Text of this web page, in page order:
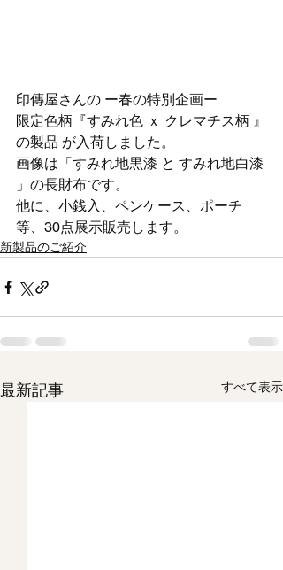
印傳屋さんの ー春の特別企画ー
限定色柄『すみれ色 ｘ クレマチス柄 』
の製品 が入荷しました。
画像は「すみれ地黒漆 と すみれ地白漆
」の長財布です。
他に、小銭入、ペンケース、ポーチ
等、30点展示販売します。
新製品のご紹介
最新記事 すべて表示